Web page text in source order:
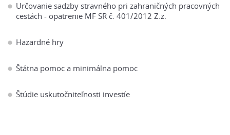
Určovanie sadzby stravného pri zahraničných pracovných
cestách - opatrenie MF SR č. 401/2012 Z.z.
Hazardné hry
Štátna pomoc a minimálna pomoc
Štúdie uskutočniteľnosti investíe